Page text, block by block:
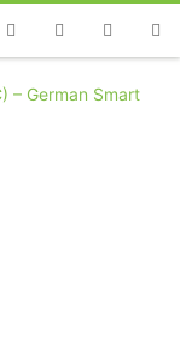
InstagramLinkedin